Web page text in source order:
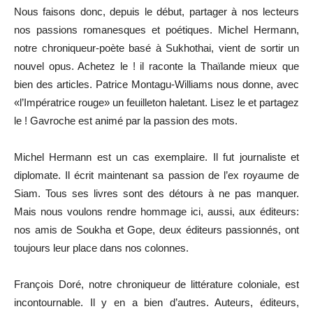
Nous faisons donc, depuis le début, partager à nos lecteurs
nos passions romanesques et poétiques. Michel Hermann,
notre chroniqueur-poète basé à Sukhothai, vient de sortir un
nouvel opus. Achetez le ! il raconte la Thaïlande mieux que
bien des articles. Patrice Montagu-Williams nous donne, avec
«l’Impératrice rouge» un feuilleton haletant. Lisez le et partagez
le ! Gavroche est animé par la passion des mots.
Michel Hermann est un cas exemplaire. Il fut journaliste et
diplomate. Il écrit maintenant sa passion de l’ex royaume de
Siam. Tous ses livres sont des détours à ne pas manquer.
Mais nous voulons rendre hommage ici, aussi, aux éditeurs:
nos amis de Soukha et Gope, deux éditeurs passionnés, ont
toujours leur place dans nos colonnes.
François Doré, notre chroniqueur de littérature coloniale, est
incontournable. Il y en a bien d’autres. Auteurs, éditeurs,